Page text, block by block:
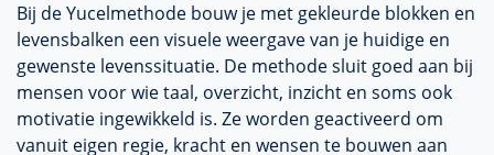
Bij de Yucelmethode bouw je met gekleurde blokken en
levensbalken een visuele weergave van je huidige en
gewenste levenssituatie. De methode sluit goed aan bij
mensen voor wie taal, overzicht, inzicht en soms ook
motivatie ingewikkeld is. Ze worden geactiveerd om
vanuit eigen regie, kracht en wensen te bouwen aan